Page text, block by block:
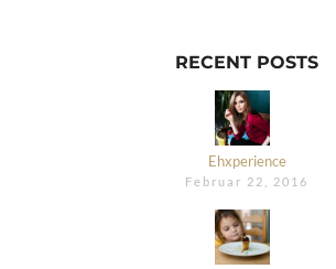
RECENT POSTS
Ehxperience
Februar 22, 2016